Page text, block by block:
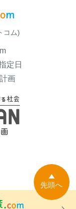
コム)
定日
画
先頭へ